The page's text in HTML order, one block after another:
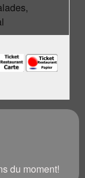
du moment!